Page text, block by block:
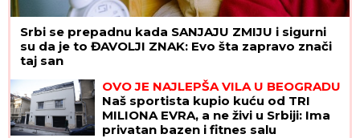
Srbi se prepadnu kada SANJAJU ZMIJU i sigurni
su da je to ĐAVOLJI ZNAK: Evo šta zapravo znači
taj san
OVO JE NAJLEPŠA VILA U BEOGRADU
Naš sportista kupio kuću od TRI
MILIONA EVRA, a ne živi u Srbiji: Ima
privatan bazen i fitnes salu